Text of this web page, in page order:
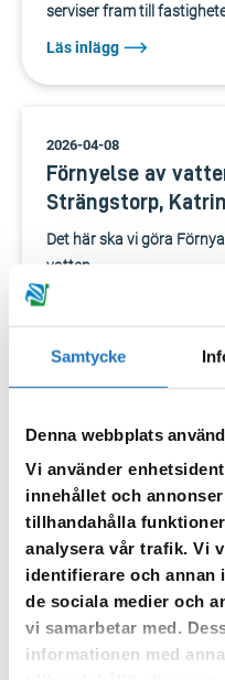
Samtycke
Denna webbplats
Vi använder
innehållet och
tillhandahålla
analysera vår trafik. Vi
identifierare och
de sociala medier och
vi samarbetar med.
informationen med
serviser fram till
Läs inlägg
2026-04-08
Förnyelse av
Strängstorp,
Det här ska vi göra
vatten- ...
Ledningsförnyelse
Projektnummer: 20603
finns ledningar som haft
Därför planerar vi att
öka lev...
Läs inlägg